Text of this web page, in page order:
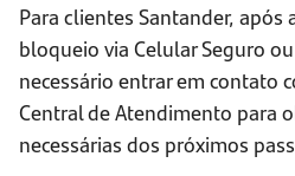
Para clientes Santander, após
bloqueio via Celular Seguro
necessário entrar em contato
Central de Atendimento para
necessárias dos próximos